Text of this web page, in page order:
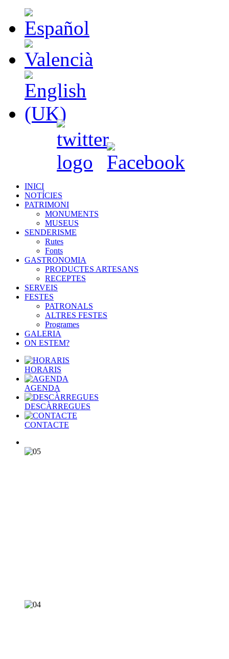
INICI
NOTÍCIES
PATRIMONI
MONUMENTS
MUSEUS
SENDERISME
Rutes
Fonts
GASTRONOMIA
PRODUCTES ARTESANS
RECEPTES
SERVEIS
FESTES
PATRONALS
ALTRES FESTES
Programes
GALERIA
ON ESTEM?
HORARIS
AGENDA
DESCÀRREGUES
CONTACTE